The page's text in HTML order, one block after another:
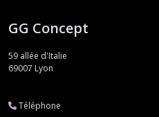
GG Concept
59 allée d'Italie
69007 Lyon
Téléphone